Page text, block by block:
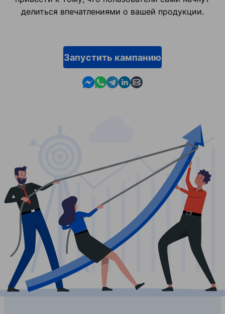
делиться впечатлениями о вашей продукции.
Запустить кампанию
Contact us in Messenger
Contact us in WhatsApp
Contact us in Telegram
Contact us in Linkedin
Contact us by email